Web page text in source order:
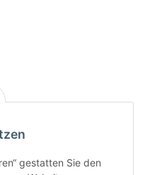
gestatten Sie den